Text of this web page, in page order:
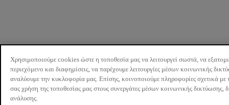
Χρησιμοποιούμε cookies ώστε η τοποθεσία μας να λειτουργεί σωστά, να
περιεχόμενο και διαφημίσεις, να παρέχουμε λειτουργίες μέσων κοινωνικής
αναλύουμε την κυκλοφορία μας. Επίσης, κοινοποιούμε πληροφορίες σχετικά με
σας χρήση της τοποθεσίας μας στους συνεργάτες μέσων κοινωνικής δικτύωσης,
ανάλυσης.